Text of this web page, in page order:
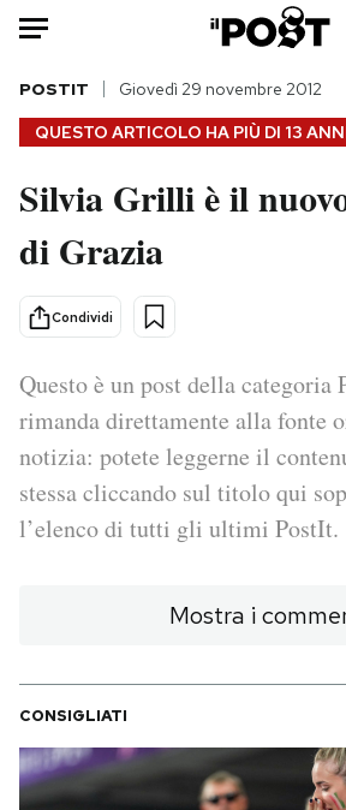
Auto
HOME
Italia
Politica
Tecnologia
Internet
Scienza
Cultura
I MIEI PREFERITI
QUESTO ARTICOLO HA PIÙ DI 13
POSTIT Giovedì 29 novembre 2012
Silvia Grilli è il
di Grazia
Condividi
Questo è un post della categoria
rimanda direttamente alla fonte
notizia: potete leggerne il
stessa cliccando sul titolo qui
l’elenco di tutti gli ultimi PostIt.
Mostra i
CONSIGLIATI